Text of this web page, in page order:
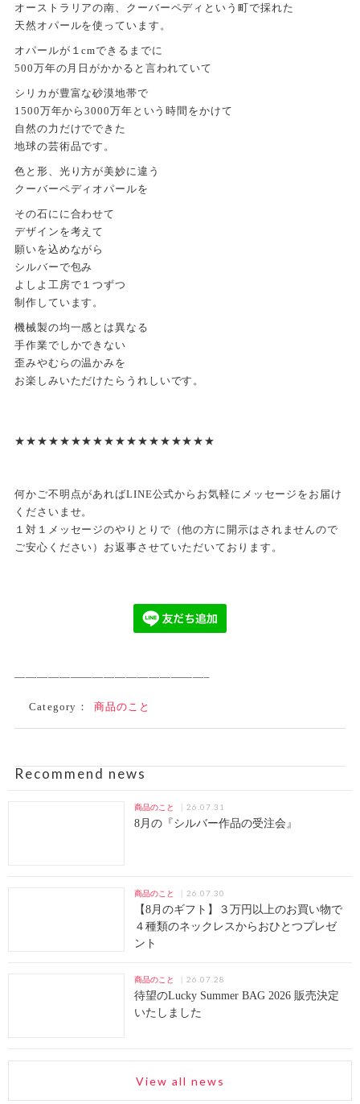
オーストラリアの南、クーバーペディという町で採れた
天然オパールを使っています。
オパールが１cmできるまでに
500万年の月日がかかると言われていて
シリカが豊富な砂漠地帯で
1500万年から3000万年という時間をかけて
自然の力だけでできた
地球の芸術品です。
色と形、光り方が美妙に違う
クーバーペディオパールを
その石にに合わせて
デザインを考えて
願いを込めながら
シルバーで包み
よしよ工房で１つずつ
制作しています。
機械製の均一感とは異なる
手作業でしかできない
歪みやむらの温かみを
お楽しみいただけたらうれしいです。
★★★★★★★★★★★★★★★★★★
何かご不明点があればLINE公式からお気軽にメッセージをお届け
くださいませ。
１対１メッセージのやりとりで（他の方に開示はされませんので
ご安心ください）お返事させていただいております。
—————————————————–
Category： 商品のこと
Recommend news
商品のこと 26.07.31
8月の『シルバー作品の受注会』
商品のこと 26.07.30
【8月のギフト】３万円以上のお買い物で
４種類のネックレスからおひとつプレゼ
ント
商品のこと 26.07.28
待望のLucky Summer BAG 2026 販売決定
いたしました
View all news